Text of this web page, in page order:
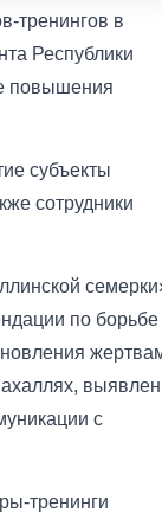
тренингов в
Республики
повышения
субъекты
сотрудники
по борьбе
с
тренинги